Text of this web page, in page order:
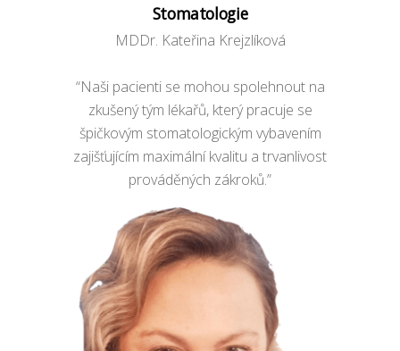
Stomatologie
MDDr. Kateřina Krejzlíková
“Naši pacienti se mohou spolehnout na
zkušený tým lékařů, který pracuje se
špičkovým stomatologickým vybavením
zajišťujícím maximální kvalitu a trvanlivost
prováděných zákroků.”